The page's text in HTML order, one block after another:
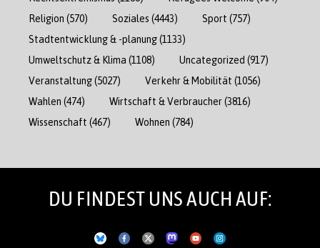
Religion (570) Soziales (4443) Sport (757)
Stadtentwicklung & -planung(1133)
Umweltschutz & Klima (1108) Uncategorized (917)
Veranstaltung(5027) Verkehr & Mobilität (1056)
Wahlen (474) Wirtschaft & Verbraucher(3816)
Wissenschaft (467) Wohnen (784)
DU FINDEST UNS AUCH AUF: